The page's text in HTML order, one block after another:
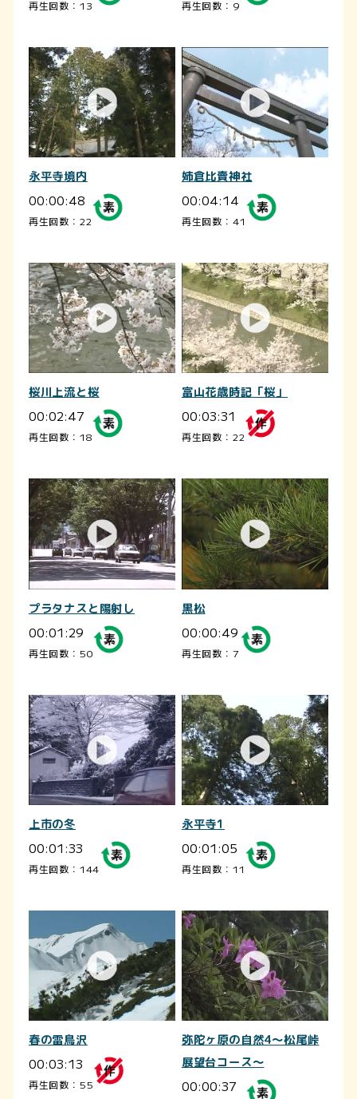
再生回数：13 再生回数：9
永平寺境内
00:00:48
再生回数：22
姉倉比賣神社
00:04:14
再生回数：41
桜川上流と桜
00:02:47
再生回数：18
富山花歳時記「桜」
00:03:31
再生回数：22
プラタナスと陽射し
00:01:29
再生回数：50
黒松
00:00:49
再生回数：7
上市の冬
00:01:33
再生回数：144
永平寺1
00:01:05
再生回数：11
春の雷鳥沢
00:03:13
再生回数：55
弥陀ヶ原の自然4～松尾峠
展望台コース～
00:00:37